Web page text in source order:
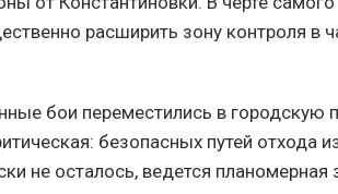
расширить зону контроля в
бои переместились в городскую
безопасных путей отхода
не осталось, ведется планомерная